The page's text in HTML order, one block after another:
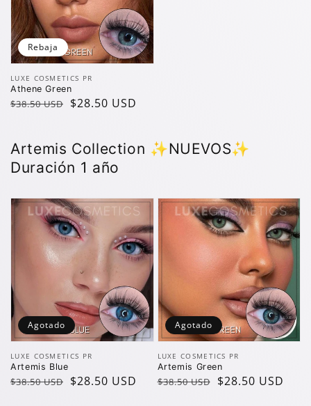
Vendedor:
LUXE COSMETICS PR
Athene Green
Precio
$38.50 USD
Precio
$28.50 USD
Rebaja
Artemis Collection ✨️NUEVOS✨️
Duración 1 año
Vendedor:
LUXE COSMETICS PR
Artemis Blue
Precio
$38.50 USD
Precio
$28.50 USD
Agotado
Vendedor:
LUXE COSMETICS PR
Artemis Green
Precio
$38.50 USD
Precio
$28.50 USD
Agotado